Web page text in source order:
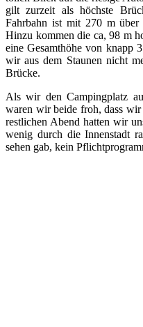
gilt zurzeit als höchste
Fahrbahn ist mit 270 m über
Hinzu kommen die ca, 98 m
eine Gesamthöhe von knapp
wir aus dem Staunen nicht
Brücke.
Als wir den Campingplatz
waren wir beide froh, dass wir
restlichen Abend hatten wir
wenig durch die Innenstadt
sehen gab, kein